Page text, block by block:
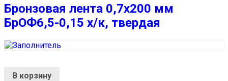
Бронзовая лента 0,7х200 мм
БрОФ6,5-0,15 х/к, твердая
В корзину